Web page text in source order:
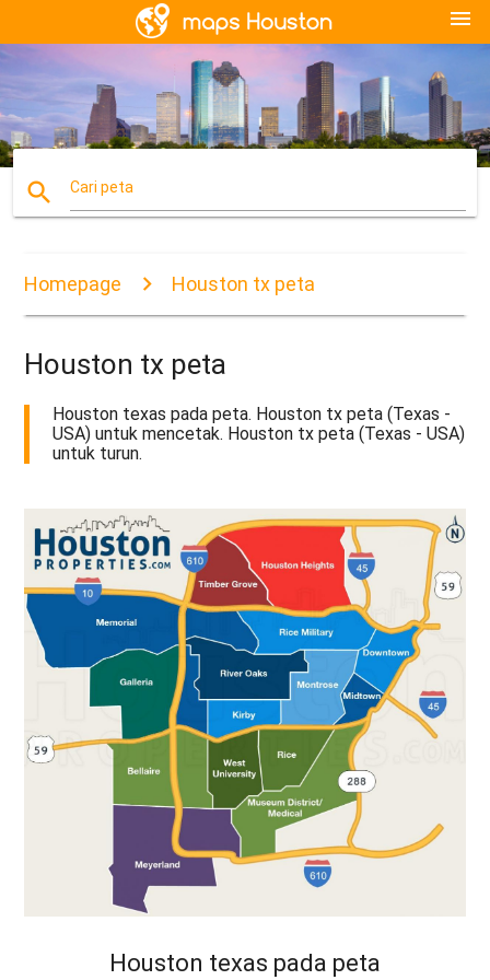
menu
search Cari peta
Homepage Houston tx peta
Houston tx peta
Houston texas pada peta. Houston tx peta (Texas -
USA) untuk mencetak. Houston tx peta (Texas - USA)
untuk turun.
Houston texas pada peta